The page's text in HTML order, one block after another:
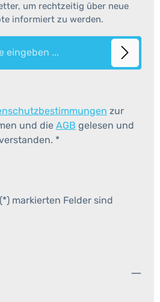
um rechtzeitig über neue
informiert zu werden.
zur
und die AGB gelesen und
*
markierten Felder sind